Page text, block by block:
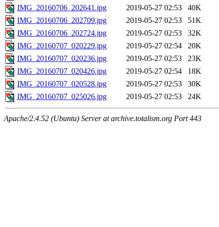
IMG_20160706_202641.jpg
2019-05-27 02:53
40K
IMG_20160706_202709.jpg
2019-05-27 02:53
51K
IMG_20160706_202724.jpg
2019-05-27 02:53
32K
IMG_20160707_020229.jpg
2019-05-27 02:54
20K
IMG_20160707_020236.jpg
2019-05-27 02:53
23K
IMG_20160707_020426.jpg
2019-05-27 02:54
18K
IMG_20160707_020528.jpg
2019-05-27 02:53
30K
IMG_20160707_025026.jpg
2019-05-27 02:53 24K
Apache/2.4.52 (Ubuntu) Server at archive.totalism.org Port 443